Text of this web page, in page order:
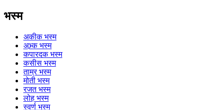
भस्म
अकीकभस्म
अभ्र्क भस्म
कपारदक भस्म
कसीस भस्म
ताम्र भस्म
मोती भस्म
रजत भस्म
लोह भस्म
स्वर्ण भस्म